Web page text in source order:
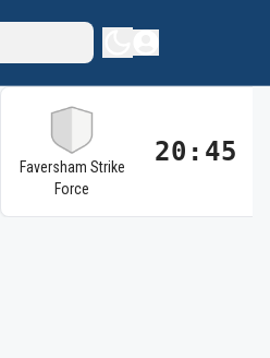
Faversham Strike
Force
20:45